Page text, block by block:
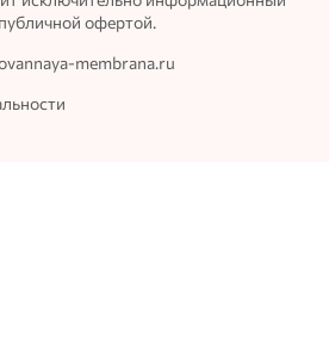
офертой.
membrana.ru